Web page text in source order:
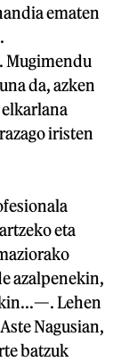
ematen
Mugimendu
da, azken
iristen
eta
azalpenekin,
Lehen
Nagusian,
batzuk